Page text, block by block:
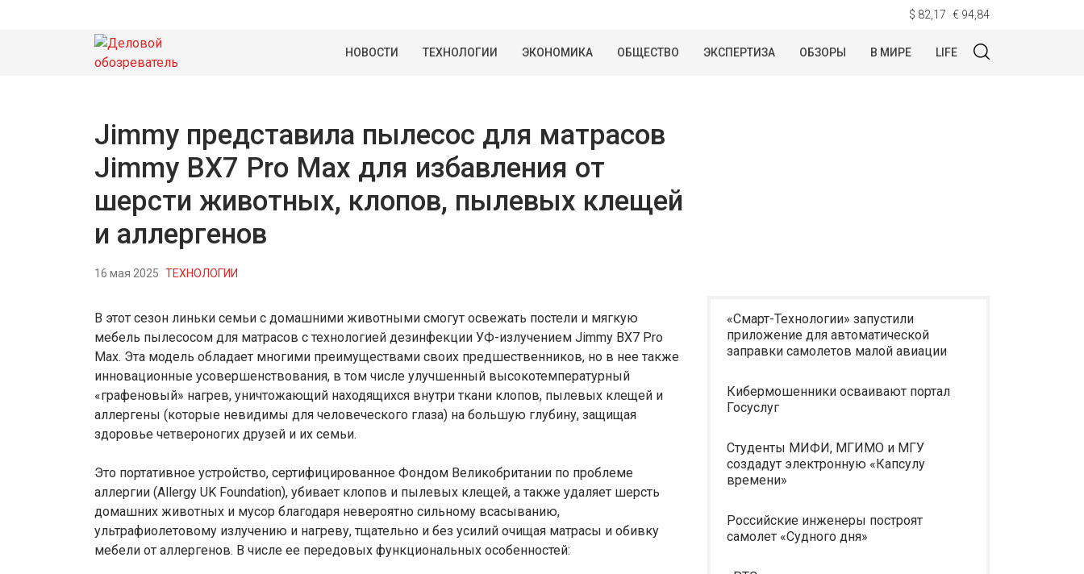
$ 82,17 € 94,84
НОВОСТИ ТЕХНОЛОГИИ ЭКОНОМИКА ОБЩЕСТВО ЭКСПЕРТИЗА ОБЗОРЫ В МИРЕ LIFE
Jimmy представила пылесос для матрасов
Jimmy BX7 Pro Max для избавления от
шерсти животных, клопов, пылевых клещей
и аллергенов
16 мая 2025 ТЕХНОЛОГИИ
В этот сезон линьки семьи с домашними животными смогут освежать постели и мягкую
мебель пылесосом для матрасов с технологией дезинфекции УФ-излучением Jimmy BX7 Pro
Max. Эта модель обладает многими преимуществами своих предшественников, но в нее также
инновационные усовершенствования, в том числе улучшенный высокотемпературный
«графеновый» нагрев, уничтожающий находящихся внутри ткани клопов, пылевых клещей и
аллергены (которые невидимы для человеческого глаза) на большую глубину, защищая
здоровье четвероногих друзей и их семьи.
Это портативное устройство, сертифицированное Фондом Великобритании по проблеме
аллергии (Allergy UK Foundation), убивает клопов и пылевых клещей, а также удаляет шерсть
домашних животных и мусор благодаря невероятно сильному всасыванию,
ультрафиолетовому излучению и нагреву, тщательно и без усилий очищая матрасы и обивку
мебели от аллергенов. В числе ее передовых функциональных особенностей:
«Смарт-Технологии» запустили
приложение для автоматической
заправки самолетов малой авиации
Кибермошенники осваивают портал
Госуслуг
Студенты МИФИ, МГИМО и МГУ
создадут электронную «Капсулу
времени»
Российские инженеры построят
самолет «Судного дня»